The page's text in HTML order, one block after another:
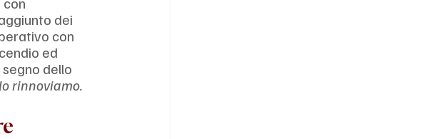
dei
con
ed
dello
rinnoviamo.